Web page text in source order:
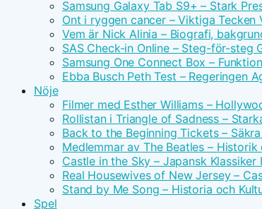
Samsung Galaxy Tab S9+ – Stark
Ont i ryggen cancer – Viktiga Tecken
Vem är Nick Alinia – Biografi,
SAS Check-in Online – Steg-för-steg
Samsung One Connect Box –
Ebba Busch Peth Test – Regeringen
Nöje
Filmer med Esther Williams –
Rollistan i Triangle of Sadness –
Back to the Beginning Tickets –
Medlemmar av The Beatles –
Castle in the Sky – Japansk Klassiker
Real Housewives of New Jersey –
Stand by Me Song – Historia och
Spel